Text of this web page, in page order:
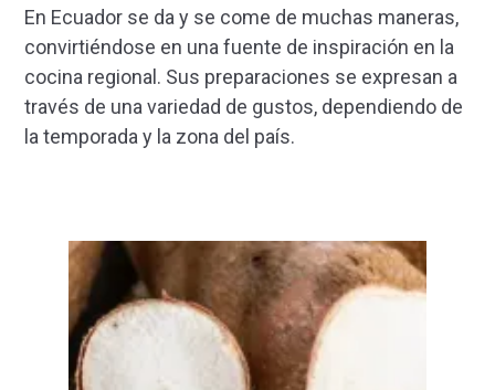
En Ecuador se da y se come de muchas maneras,
convirtiéndose en una fuente de inspiración en la
cocina regional. Sus preparaciones se expresan a
través de una variedad de gustos, dependiendo de
la temporada y la zona del país.